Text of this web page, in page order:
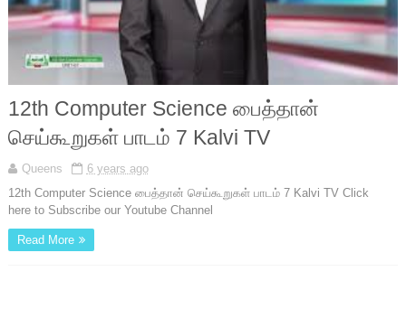
12th Computer Science பைத்தான்
செய்கூறுகள் பாடம் 7 Kalvi TV
Queens
6 years ago
12th Computer Science பைத்தான் செய்கூறுகள் பாடம் 7 Kalvi TV Click
here to Subscribe our Youtube Channel
Read More